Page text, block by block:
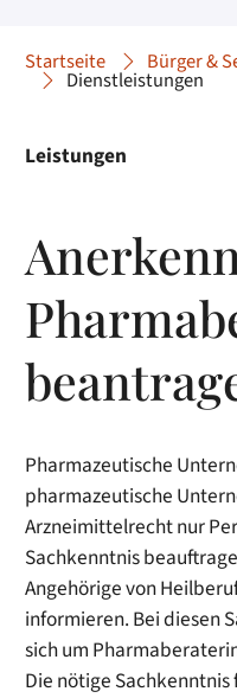
Startseite Bürger &
Dienstleistungen
Leistungen
Pharmazeutische
pharmazeutische
Arzneimittelrecht nur
Sachkenntnis
Angehörige von
informieren. Bei diesen
sich um
Die nötige